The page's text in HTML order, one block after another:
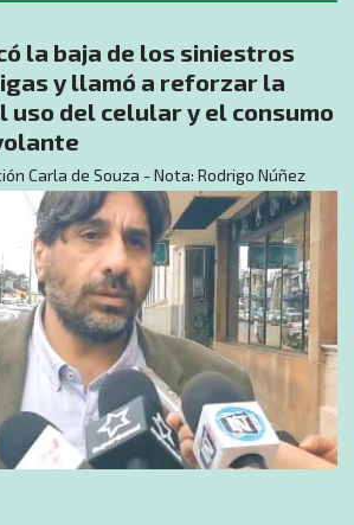
la baja de los siniestros
y llamó a reforzar la
uso del celular y el consumo
Carla de Souza - Nota: Rodrigo Núñez